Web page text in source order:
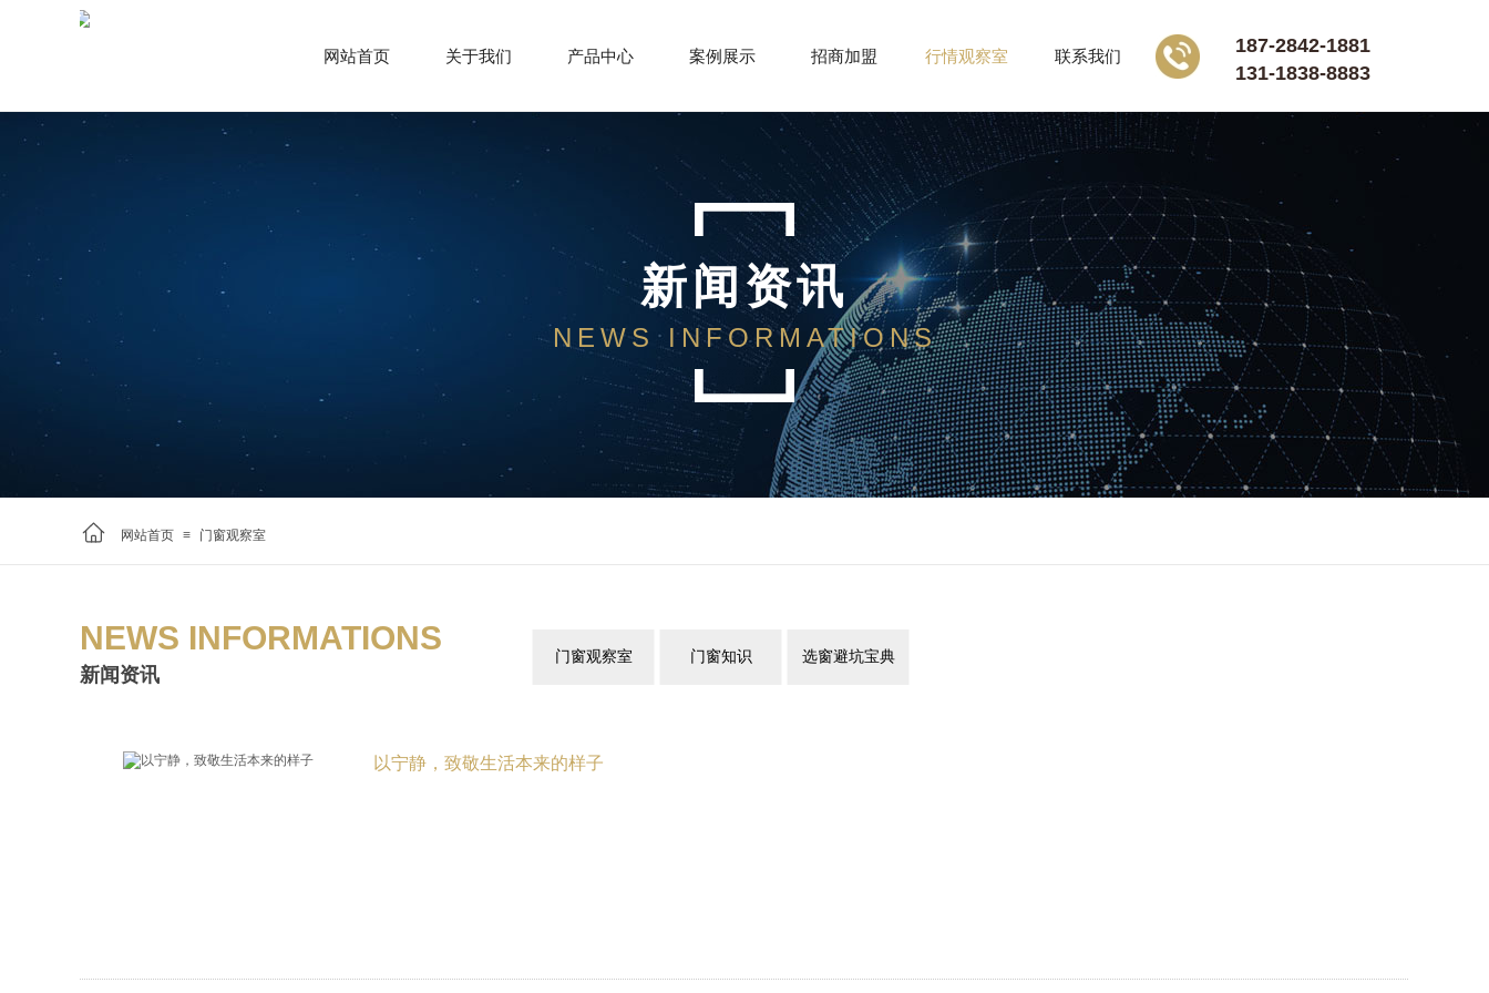
新闻资讯
NEWS INFORMATIONS
网站首页 ≡ 门窗观察室
NEWS INFORMATIONS
新闻资讯
门窗观察室 门窗知识 选窗避坑宝典
以宁静，致敬生活本来的样子
网站首页 关于我们 产品中心 案例展示 招商加盟 行情观察室 联系我们
187-2842-1881
131-1838-8883